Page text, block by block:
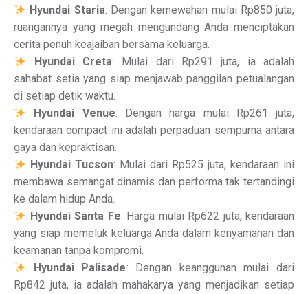
Hyundai Staria: Dengan kemewahan mulai Rp850 juta,
ruangannya yang megah mengundang Anda menciptakan
cerita penuh keajaiban bersama keluarga.
Hyundai Creta: Mulai dari Rp291 juta, ia adalah
sahabat setia yang siap menjawab panggilan petualangan
di setiap detik waktu.
Hyundai Venue: Dengan harga mulai Rp261 juta,
kendaraan compact ini adalah perpaduan sempurna antara
gaya dan kepraktisan.
Hyundai Tucson: Mulai dari Rp525 juta, kendaraan ini
membawa semangat dinamis dan performa tak tertandingi
ke dalam hidup Anda.
Hyundai Santa Fe: Harga mulai Rp622 juta, kendaraan
yang siap memeluk keluarga Anda dalam kenyamanan dan
keamanan tanpa kompromi.
Hyundai Palisade: Dengan keanggunan mulai dari
Rp842 juta, ia adalah mahakarya yang menjadikan setiap